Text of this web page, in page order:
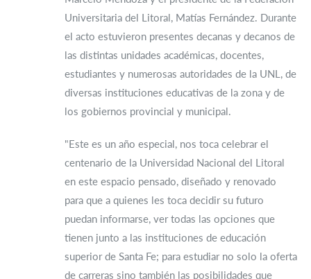
Universitaria del Litoral, Matías Fernández. Durante
el acto estuvieron presentes decanas y decanos de
las distintas unidades académicas, docentes,
estudiantes y numerosas autoridades de la UNL, de
diversas instituciones educativas de la zona y de
los gobiernos provincial y municipal.
"Este es un año especial, nos toca celebrar el
centenario de la Universidad Nacional del Litoral
en este espacio pensado, diseñado y renovado
para que a quienes les toca decidir su futuro
puedan informarse, ver todas las opciones que
tienen junto a las instituciones de educación
superior de Santa Fe; para estudiar no solo la oferta
de carreras sino también las posibilidades que